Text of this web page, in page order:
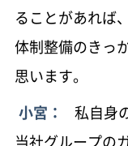
ることがあれば
体制整備のきっ
思います。
小宮：
私自身
当社グループの